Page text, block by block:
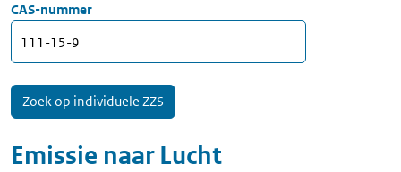
CAS-nummer
Emissie naar Lucht